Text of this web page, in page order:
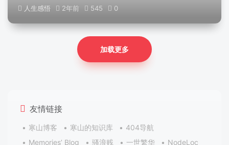
人生感悟 2年前 545 0
加载更多
友情链接
寒山博客 寒山的知识库
404导航
Memories’ Blog
骚浪贱 一世繁华 NodeLoc